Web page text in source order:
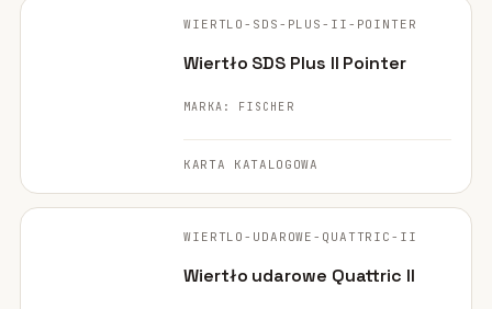
WIERTLO-SDS-PLUS-II-POINTER
Wiertło SDS Plus II Pointer
MARKA: FISCHER
KARTA KATALOGOWA
FISCHER ·
ORYGINALNE ZDJĘCIE
WIERTLO-UDAROWE-QUATTRIC-II
Wiertło udarowe Quattric II